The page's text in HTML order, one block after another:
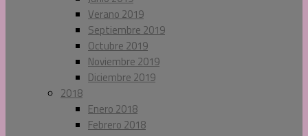
Verano 2019
Septiembre 2019
Octubre 2019
Noviembre 2019
Diciembre 2019
2018
Enero 2018
Febrero 2018